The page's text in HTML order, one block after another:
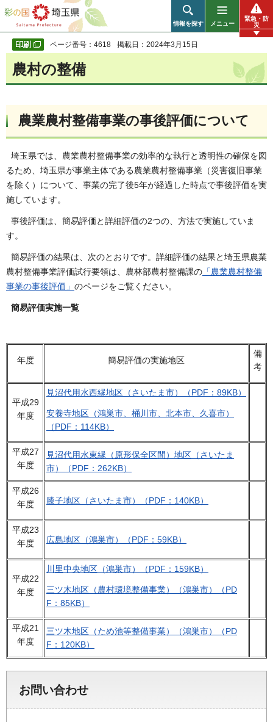
彩の国 埼玉県
情報を探す メニュー
緊急・防
災
ページ番号：4618 掲載日：2024年3月15日
農村の整備
農業農村整備事業の事後評価について
埼玉県では、農業農村整備事業の効率的な執行と透明性の確保を図
るため、埼玉県が事業主体である農業農村整備事業（災害復旧事業
を除く）について、事業の完了後5年が経過した時点で事後評価を実
施しています。
事後評価は、簡易評価と詳細評価の2つの、方法で実施していま
す。
簡易評価の結果は、次のとおりです。詳細評価の結果と埼玉県農業
農村整備事業評価試行要領は、農林部農村整備課の 「農業農村整備
事業の事後評価」 のページをご覧ください。
簡易評価実施一覧
年度 簡易評価の実施地区
備
考
平成29
年度
見沼代用水西縁地区（さいたま市）（PDF：89KB）
安養寺地区（鴻巣市、桶川市、北本市、久喜市）
（PDF：114KB）
平成27
年度
見沼代用水東縁（原形保全区間）地区（さいたま
市）（PDF：262KB）
平成26
年度
膝子地区（さいたま市）（PDF：140KB）
平成23
年度
広島地区（鴻巣市）（PDF：59KB）
平成22
年度
川里中央地区（鴻巣市）（PDF：159KB）
三ツ木地区（農村環境整備事業）（鴻巣市）（PD
F：85KB）
平成21
年度
三ツ木地区（ため池等整備事業）（鴻巣市）（PD
F：120KB）
お問い合わせ